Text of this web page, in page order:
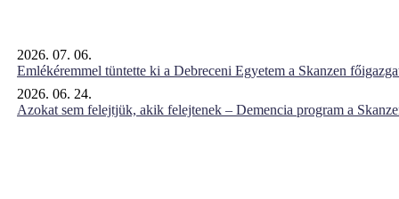
2026. 07. 06.
Emlékéremmel tüntette ki a Debreceni Egyetem a Skanzen
2026. 06. 24.
Azokat sem felejtjük, akik felejtenek – Demencia program a